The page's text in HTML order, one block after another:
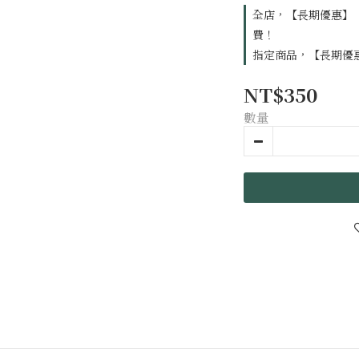
全店，【長期優惠】
費！
指定商品，【長期優
NT$350
數量